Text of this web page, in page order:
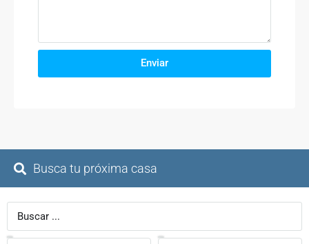
Enviar
Busca tu próxima casa